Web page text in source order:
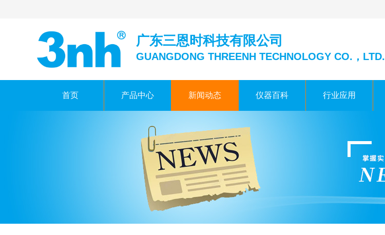
广东三恩时科技有限公司
GUANGDONG THREENH TECHNOLOGY CO.，LTD.
首页 产品中心 新闻动态 仪器百科 行业应用